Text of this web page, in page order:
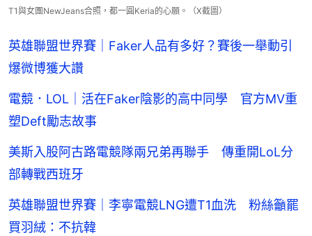
T1與女團NewJeans合照，都一圓Keria的心願。（X截圖）
英雄聯盟世界賽｜Faker人品有多好？賽後一舉動引
爆微博獲大讚
電競．LOL｜活在Faker陰影的高中同學 官方MV重
塑Deft勵志故事
美斯入股阿古路電競隊兩兄弟再聯手 傳重開LoL分
部轉戰西班牙
英雄聯盟世界賽｜李寧電競LNG遭T1血洗 粉絲籲罷
買羽絨：不抗韓